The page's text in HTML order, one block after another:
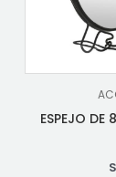
ESPEJO DE